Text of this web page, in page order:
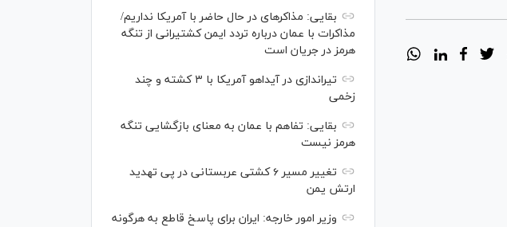
بقایی: مذاکره‎ای در حال حاضر با آمریکا نداریم/
مذاکرات با عمان درباره تردد ایمن کشتیرانی از تنگه
هرمز در جریان است
تیراندازی در آیداهو آمریکا با ۳ کشته و چند
زخمی
بقایی: تفاهم با عمان به معنای بازگشایی تنگه
هرمز نیست
تغییر مسیر ۶ کشتی عربستانی در پی تهدید
ارتش یمن
وزیر امور خارجه: ایران برای پاسخ قاطع به هرگونه